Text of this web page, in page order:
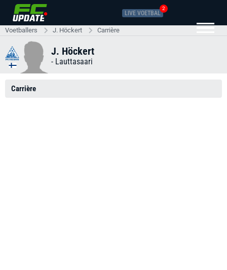
LIVE VOETBAL
2
Voetballers J. Höckert Carrière
J. Höckert
- Lauttasaari
Carrière